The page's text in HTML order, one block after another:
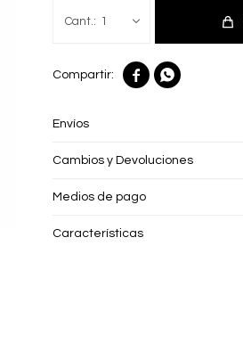
1
 
Envíos
Cambios y Devoluciones
Medios de pago
Características